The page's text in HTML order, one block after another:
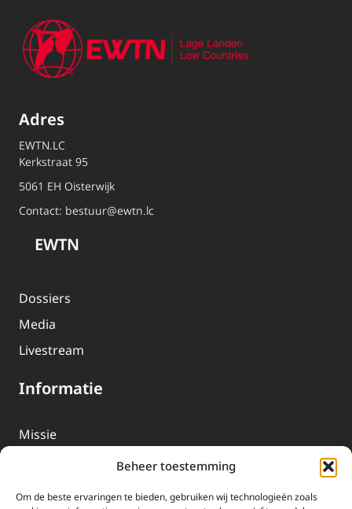
Beheer toestemming
Om de beste ervaringen te bieden, gebruiken wij technologieën zoals
Adres
EWTN.LC
Kerkstraat 95
5061 EH Oisterwijk
Contact: bestuur@ewtn.lc
EWTN
Dossiers
Media
Livestream
Informatie
Missie